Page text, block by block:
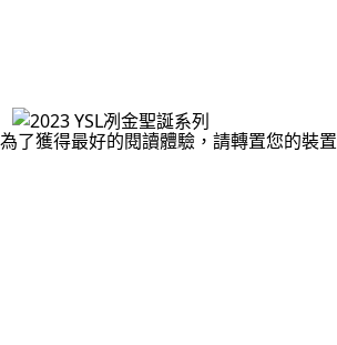
為了獲得最好的閱讀體驗，請轉置您的裝置